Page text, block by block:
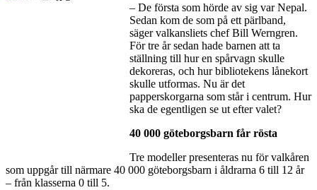
– De första som hörde av sig var Nepal.
Sedan kom de som på ett pärlband,
säger valkansliets chef Bill Werngren.
För tre år sedan hade barnen att ta
ställning till hur en spårvagn skulle
dekoreras, och hur bibliotekens lånekort
skulle utformas. Nu är det
papperskorgarna som står i centrum. Hur
ska de egentligen se ut efter valet?
40 000 göteborgsbarn får rösta
Tre modeller presenteras nu för valkåren
som uppgår till närmare 40 000 göteborgsbarn i åldrarna 6 till 12 år
– från klasserna 0 till 5.